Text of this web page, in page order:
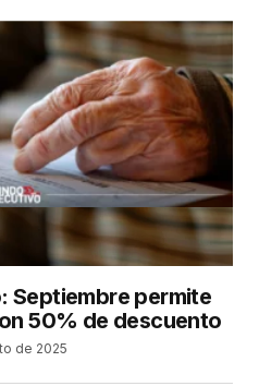
Septiembre permite
50% de descuento
de 2025